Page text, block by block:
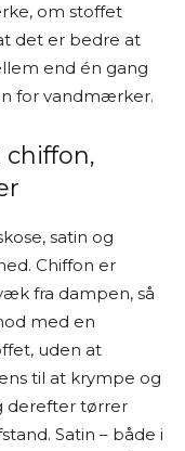
om stoffet
det er bedre at
end én gang
for vandmærker.
satin og
Chiffon er
fra dampen, så
med en
uden at
til at krympe og
derefter tørrer
Satin – både i